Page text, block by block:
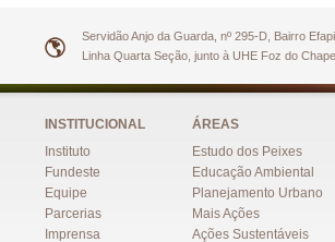
Servidão Anjo da Guarda, nº 295-D, Bairro
Linha Quarta Seção, junto à UHE Foz do
INSTITUCIONAL
Instituto
Fundeste
Equipe
Parcerias
Imprensa
ÁREAS
Estudo dos Peixes
Educação Ambiental
Planejamento Urbano
Mais Ações
Ações Sustentáveis